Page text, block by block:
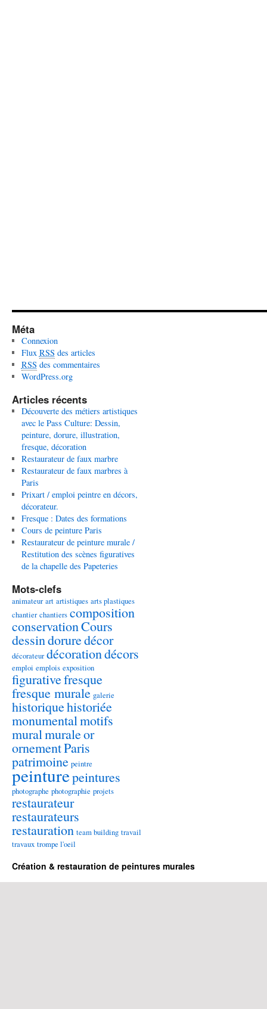
Méta
Connexion
Flux RSS des articles
RSS des commentaires
WordPress.org
Articles récents
Découverte des métiers artistiques
avec le Pass Culture: Dessin,
peinture, dorure, illustration,
fresque, décoration
Restaurateur de faux marbre
Restaurateur de faux marbres à
Paris
Prixart / emploi peintre en décors,
décorateur.
Fresque : Dates des formations
Cours de peinture Paris
Restaurateur de peinture murale /
Restitution des scènes figuratives
de la chapelle des Papeteries
Mots-clefs
animateur art artistiques arts plastiques
chantier chantiers composition
conservationCours
dessindoruredécor
décorateur décorationdécors
emploi emplois exposition
figurativefresque
fresque murale galerie
historiquehistoriée
monumentalmotifs
muralmuraleor
ornementParis
patrimoine peintre
peinturepeintures
photographe photographie projets
restaurateur
restaurateurs
restauration team building travail
travaux trompe l'oeil
Création & restauration de peintures murales